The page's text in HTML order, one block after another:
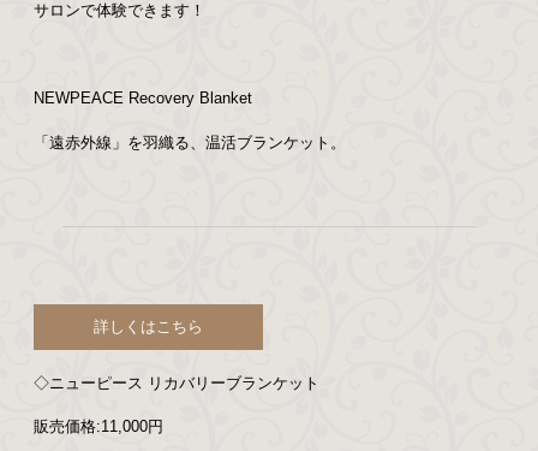
サロンで体験できます！
NEWPEACE Recovery Blanket
「遠赤外線」を羽織る、温活ブランケット。
詳しくはこちら
◇ニューピース リカバリーブランケット
販売価格:11,000円